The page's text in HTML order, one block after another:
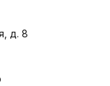
д. 8